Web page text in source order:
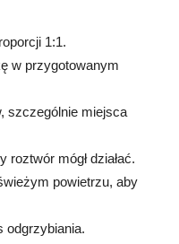
1:1.
w przygotowanym
szczególnie miejsca
mógł działać.
powietrzu, aby
odgrzybiania.